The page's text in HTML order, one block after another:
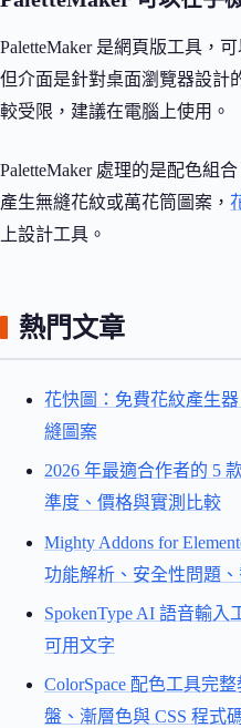
PaletteMaker 是網頁版工具，
但介面是針對桌面瀏覽器設計
較受限，建議在電腦上使用。
PaletteMaker 處理的是配色組
產生無縫花紋或萬花筒圖案，
上設計工具。
熱門文章
花快圖：免費花紋產生
縫圖案
2026 年最適合作者的 5
準度、價格與實測比較
Mighty Addons for
功能解析、安全性問題
SpokenType AI 語音輸
可用文字
ColorSpace 配色工具完
盤、漸層色與 CSS 程式